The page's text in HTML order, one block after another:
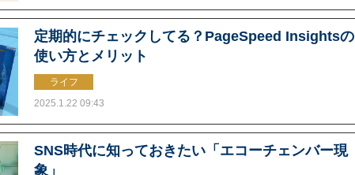
定期的にチェックしてる？PageSpeed Insightsの
使い方とメリット
ライフ
2025.1.22 09:43
SNS時代に知っておきたい「エコーチェンバー現
象」